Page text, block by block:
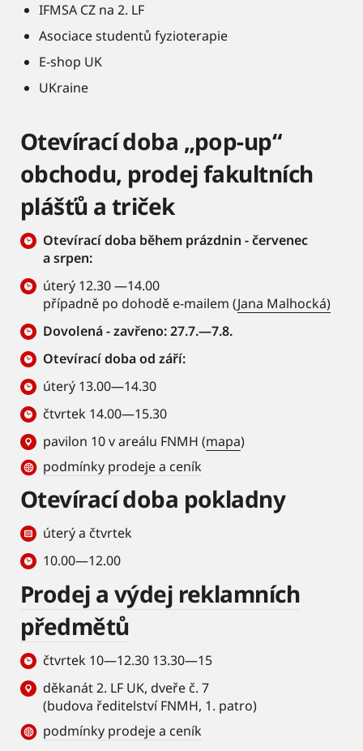
IFMSA CZ na 2. LF
Asociace studentů fyzioterapie
E-shop UK
UKraine
Otevírací doba „pop-up“
obchodu, prodej fakultních
plášťů a triček
Otevírací doba během prázdnin - červenec
a srpen:
úterý 12.30 —14.00
případně po dohodě e-mailem (Jana Malhocká)
Dovolená - zavřeno: 27.7.—7.8.
Otevírací doba od září:
úterý 13.00—14.30
čtvrtek 14.00—15.30
pavilon 10 v areálu FNMH (mapa)
podmínky prodeje a ceník
Otevírací doba pokladny
úterý a čtvrtek
10.00—12.00
Prodej a výdej reklamních
předmětů
čtvrtek 10—12.30 13.30—15
děkanát 2. LF UK, dveře č. 7
(budova ředitelství FNMH, 1. patro)
podmínky prodeje a ceník